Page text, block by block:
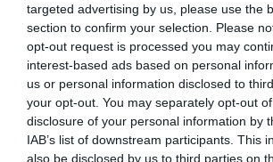
targeted advertising by us, please use the
section to confirm your selection. Please
opt-out request is processed you may
interest-based ads based on personal
us or personal information disclosed to
your opt-out. You may separately opt-out
disclosure of your personal information by
IAB’s list of downstream participants. This
also be disclosed by us to third parties on
Uppskattat näringsvärde
587 kcal
Publicerat: 2017-04-26,
Författare:Henrik